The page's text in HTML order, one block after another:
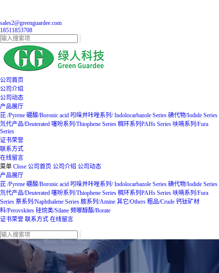
sales2@greenguardee.com
18511853708
公司首页
公司介绍
公司动态
产品展厅
芘 /Pyrene 硼酸/Boronic acid 吲哚并咔唑系列/ Indolocarbazole Series 碘代物/Iodide Series
氘代产品/Deuterated 噻吩系列/Thiophene Series 稠环系列PAHs Series 呋喃系列/Fura
Series
证书荣誉
联系方式
在线留言
菜单 Close 公司首页 公司介绍 公司动态
产品展厅
芘 /Pyrene 硼酸/Boronic acid 吲哚并咔唑系列/ Indolocarbazole Series 碘代物/Iodide Series
氘代产品/Deuterated 噻吩系列/Thiophene Series 稠环系列PAHs Series 呋喃系列/Fura
Series 萘系列/Naphthalene Series 胺系列/Amine 其它/Others 粗品/Crude 钙钛矿材
料/Perovskites 硅烷类/Silane 频哪醇酯/Borate
证书荣誉 联系方式 在线留言